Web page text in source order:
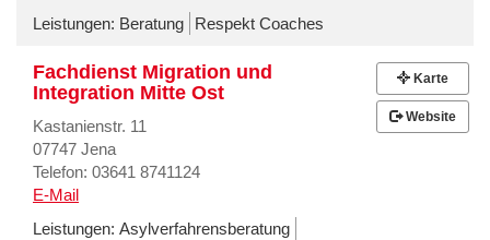
Leistungen: Beratung Respekt Coaches
Fachdienst Migration und
Integration Mitte Ost
Kastanienstr. 11
07747 Jena
Telefon: 03641 8741124
E-Mail
Leistungen: Asylverfahrensberatung
Karte
Website